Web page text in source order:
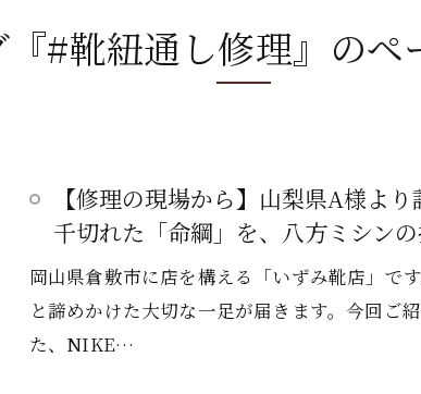
#靴紐通し修理』のペ
【修理の現場から】山梨県A様よ
千切れた「命綱」を、八方ミシンの
岡山県倉敷市に店を構える「いずみ靴店」で
と諦めかけた大切な一足が届きます。今回ご
た、NIKE…